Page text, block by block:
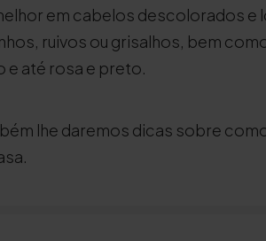
em cabelos descolorados e
ruivos ou grisalhos, bem
e até rosa e preto.
lhe daremos dicas sobre